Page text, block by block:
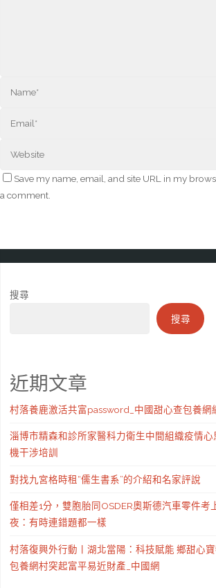
Save my name, email, and site URL in my
a comment.
搜尋
搜尋
近期文章
村落養鹿激活共富password_中國甜心查包養網
淄博市精森和診所家醫科力衛生中間組織疫情心
機干涉培訓
對找九宮格時租“儒生書系”的介紹和名家評說
僅相差1分，雙胞胎同OSDER奧斯德汽車零件考
夜：有時連錯題都一樣
村落復興外行動丨湖北當陽：科技賦能 鄉甜心
包養網村突起富平易近財產_中國網